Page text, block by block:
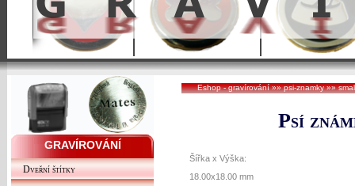
GRAVÍROVÁNÍ
Dveřní štítky
Eshop - gravírování»»psi-znamky»»
Psí
Šířka x Výška:
18.00x18.00 mm